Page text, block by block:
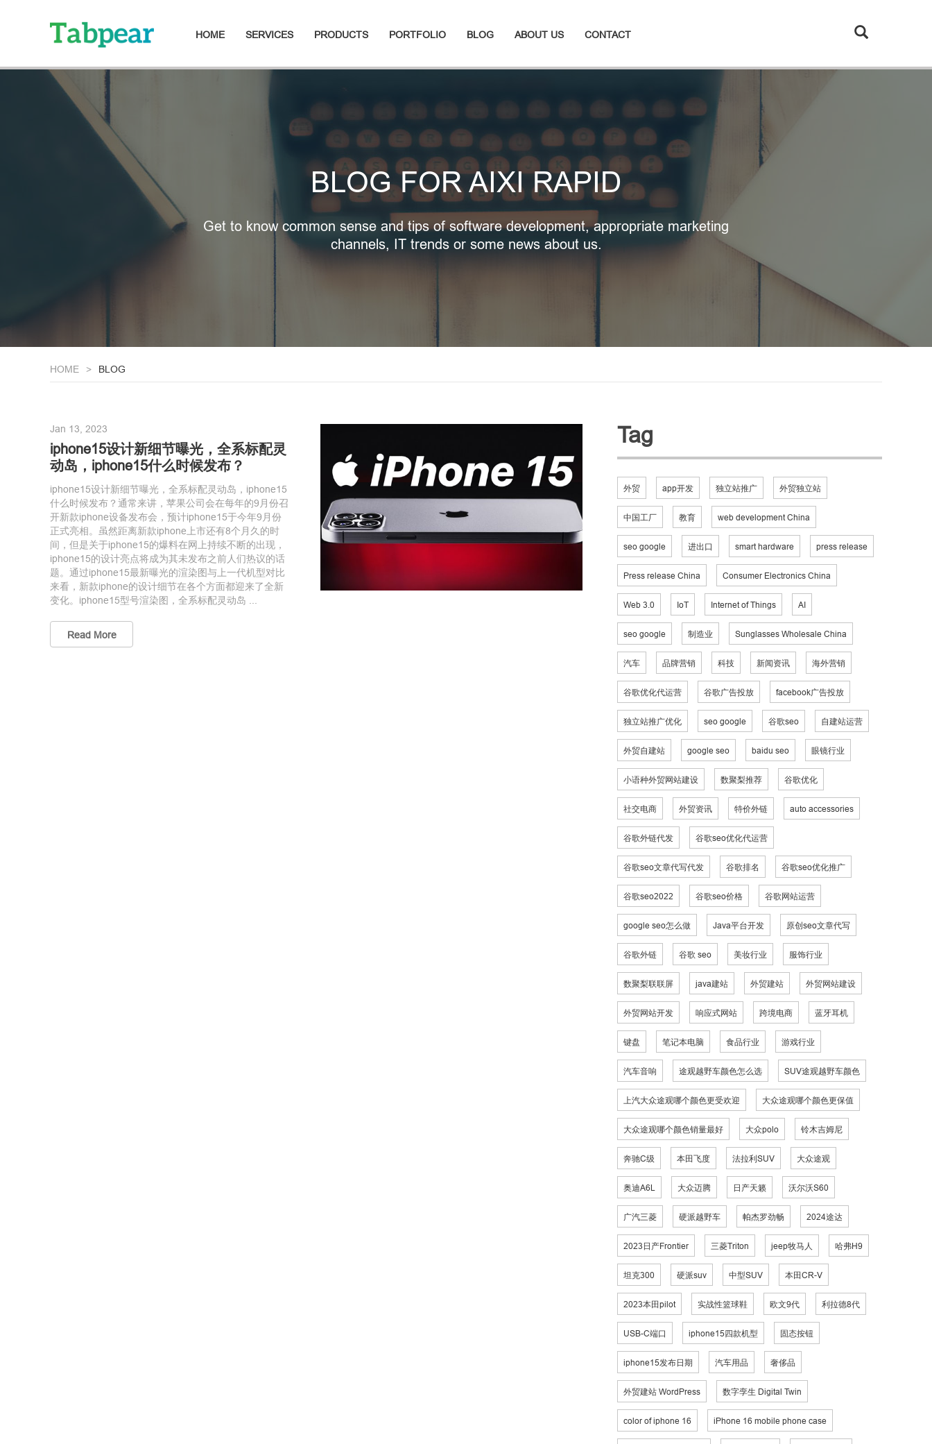
HOME SERVICES PRODUCTS PORTFOLIO BLOG ABOUT US CONTACT
BLOG FOR AIXI RAPID
Get to know common sense and tips of software development, appropriate marketing
channels, IT trends or some news about us.
HOME BLOG
Jan 13, 2023
iphone15设计新细节曝光，全系标配灵
动岛，iphone15什么时候发布？
iphone15设计新细节曝光，全系标配灵动岛，iphone15
什么时候发布？通常来讲，苹果公司会在每年的9月份召
开新款iphone设备发布会，预计iphone15于今年9月份
正式亮相。虽然距离新款iphone上市还有8个月久的时
间，但是关于iphone15的爆料在网上持续不断的出现，
iphone15的设计亮点将成为其未发布之前人们热议的话
题。通过iphone15最新曝光的渲染图与上一代机型对比
来看，新款iphone的设计细节在各个方面都迎来了全新
变化。iphone15型号渲染图，全系标配灵动岛 ...
Read More
Tag
外贸 app开发 独立站推广 外贸独立站
中国工厂 教育 web development China
seo google 进出口 smart hardware press release
Press release China Consumer Electronics China
Web 3.0 IoT Internet of Things AI
seo google 制造业 Sunglasses Wholesale China
汽车 品牌营销 科技 新闻资讯 海外营销
谷歌优化代运营 谷歌广告投放 facebook广告投放
独立站推广优化 seo google 谷歌seo 自建站运营
外贸自建站 google seo baidu seo 眼镜行业
小语种外贸网站建设 数聚梨推荐 谷歌优化
社交电商 外贸资讯 特价外链 auto accessories
谷歌外链代发 谷歌seo优化代运营
谷歌seo文章代写代发 谷歌排名 谷歌seo优化推广
谷歌seo2022 谷歌seo价格 谷歌网站运营
google seo怎么做 Java平台开发 原创seo文章代写
谷歌外链 谷歌 seo 美妆行业 服饰行业
数聚梨联联屏 java建站 外贸建站 外贸网站建设
外贸网站开发 响应式网站 跨境电商 蓝牙耳机
键盘 笔记本电脑 食品行业 游戏行业
汽车音响 途观越野车颜色怎么选 SUV途观越野车颜色
上汽大众途观哪个颜色更受欢迎 大众途观哪个颜色更保值
大众途观哪个颜色销量最好 大众polo 铃木吉姆尼
奔驰C级 本田飞度 法拉利SUV 大众途观
奥迪A6L 大众迈腾 日产天籁 沃尔沃S60
广汽三菱 硬派越野车 帕杰罗劲畅 2024途达
2023日产Frontier 三菱Triton jeep牧马人 哈弗H9
坦克300 硬派suv 中型SUV 本田CR-V
2023本田pilot 实战性篮球鞋 欧文9代 利拉德8代
USB-C端口 iphone15四款机型 固态按钮
iphone15发布日期 汽车用品 奢侈品
外贸建站 WordPress 数字孪生 Digital Twin
color of iphone 16 iPhone 16 mobile phone case